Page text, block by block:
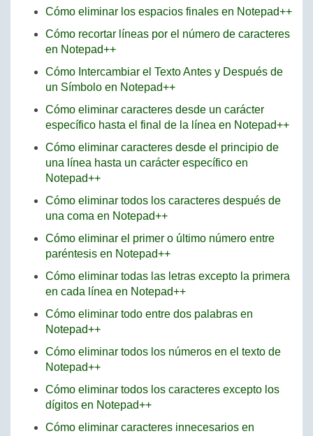
Cómo eliminar los espacios finales en Notepad++
Cómo recortar líneas por el número de caracteres
en Notepad++
Cómo Intercambiar el Texto Antes y Después de
un Símbolo en Notepad++
Cómo eliminar caracteres desde un carácter
específico hasta el final de la línea en Notepad++
Cómo eliminar caracteres desde el principio de
una línea hasta un carácter específico en
Notepad++
Cómo eliminar todos los caracteres después de
una coma en Notepad++
Cómo eliminar el primer o último número entre
paréntesis en Notepad++
Cómo eliminar todas las letras excepto la primera
en cada línea en Notepad++
Cómo eliminar todo entre dos palabras en
Notepad++
Cómo eliminar todos los números en el texto de
Notepad++
Cómo eliminar todos los caracteres excepto los
dígitos en Notepad++
Cómo eliminar caracteres innecesarios en